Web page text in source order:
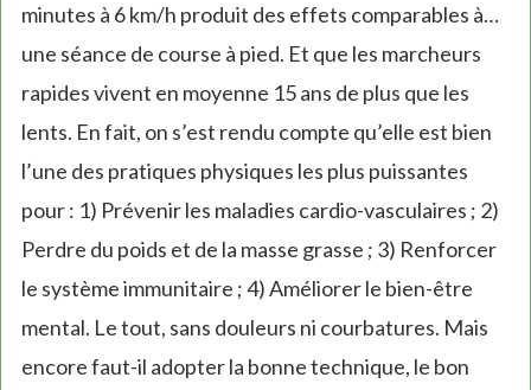
minutes à 6 km/h produit des effets comparables à…
une séance de course à pied. Et que les marcheurs
rapides vivent en moyenne 15 ans de plus que les
lents. En fait, on s’est rendu compte qu’elle est bien
l’une des pratiques physiques les plus puissantes
pour : 1) Prévenir les maladies cardio-vasculaires ; 2)
Perdre du poids et de la masse grasse ; 3) Renforcer
le système immunitaire ; 4) Améliorer le bien-être
mental. Le tout, sans douleurs ni courbatures. Mais
encore faut-il adopter la bonne technique, le bon